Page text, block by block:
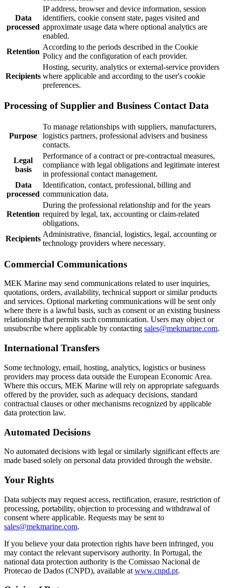
Data
processed
IP address, browser and device information, session
identifiers, cookie consent state, pages visited and
approximate usage data where optional analytics are
enabled.
Retention
According to the periods described in the Cookie
Policy and the configuration of each provider.
Recipients
Hosting, security, analytics or external-service providers
where applicable and according to the user's cookie
preferences.
Processing of Supplier and Business Contact Data
Purpose
To manage relationships with suppliers, manufacturers,
logistics partners, professional advisers and business
contacts.
Legal
basis
Performance of a contract or pre-contractual measures,
compliance with legal obligations and legitimate interest
in professional contact management.
Data
processed
Identification, contact, professional, billing and
communication data.
Retention
During the professional relationship and for the years
required by legal, tax, accounting or claim-related
obligations.
Recipients
Administrative, financial, logistics, legal, accounting or
technology providers where necessary.
Commercial Communications
MEK Marine may send communications related to user inquiries,
quotations, orders, availability, technical support or similar products
and services. Optional marketing communications will be sent only
where there is a lawful basis, such as consent or an existing business
relationship that permits such communication. Users may object or
unsubscribe where applicable by contacting sales@mekmarine.com.
International Transfers
Some technology, email, hosting, analytics, logistics or business
providers may process data outside the European Economic Area.
Where this occurs, MEK Marine will rely on appropriate safeguards
offered by the provider, such as adequacy decisions, standard
contractual clauses or other mechanisms recognized by applicable
data protection law.
Automated Decisions
No automated decisions with legal or similarly significant effects are
made based solely on personal data provided through the website.
Your Rights
Data subjects may request access, rectification, erasure, restriction of
processing, portability, objection to processing and withdrawal of
consent where applicable. Requests may be sent to
sales@mekmarine.com.
If you believe your data protection rights have been infringed, you
may contact the relevant supervisory authority. In Portugal, the
national data protection authority is the Comissao Nacional de
Protecao de Dados (CNPD), available at www.cnpd.pt.